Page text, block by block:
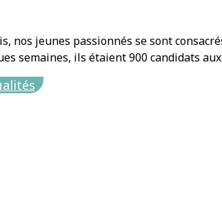
nos jeunes passionnés se sont
semaines, ils étaient 900 candidats